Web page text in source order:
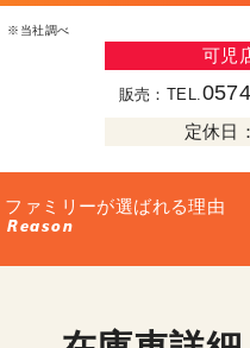
※当社調べ
可児
販売：TEL.
定休日
ファミリーが選ばれる理由
Reason